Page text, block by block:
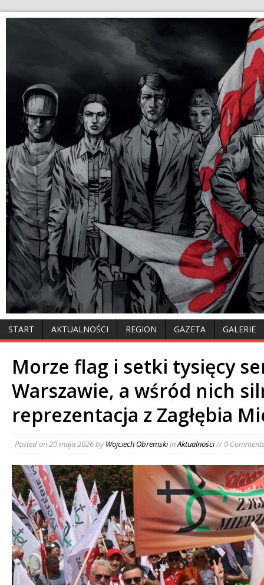
START AKTUALNOŚCI REGION GAZETA GALERIE
Morze flag i setki tysięcy
Warszawie, a wśród nich
reprezentacja z Zagłębia
Posted on20 maja 2026byWojciech ObremskiinAktualności// 0